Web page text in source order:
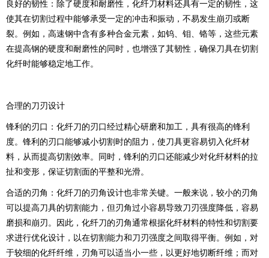
良好的韧性：除了硬度和耐磨性，化纤刀材料还具有一定的韧性，这
使其在切割过程中能够承受一定的冲击和振动，不易发生崩刃或断
裂。例如，高速钢中含有多种合金元素，如钨、钼、铬等，这些元素
在提高钢的硬度和耐磨性的同时，也增强了其韧性，确保刀具在切割
化纤时能够稳定地工作。
合理的刀刃设计
锋利的刃口：化纤刀的刃口经过精心研磨和加工，具有很高的锋利
度。锋利的刃口能够减小切割时的阻力，使刀具更容易切入化纤材
料，从而提高切割效率。同时，锋利的刃口还能减少对化纤材料的拉
扯和变形，保证切割面的平整和光滑。
合适的刃角：化纤刀的刃角设计也非常关键。一般来说，较小的刃角
可以提高刀具的切割能力，但刃角过小容易导致刀刃强度降低，容易
磨损和崩刃。因此，化纤刀的刃角通常根据化纤材料的特性和切割要
求进行优化设计，以在切割能力和刀刃强度之间取得平衡。例如，对
于较细的化纤纤维，刃角可以适当小一些，以更好地切断纤维；而对